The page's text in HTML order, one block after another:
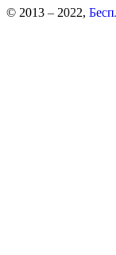
© 2013 – 2022,